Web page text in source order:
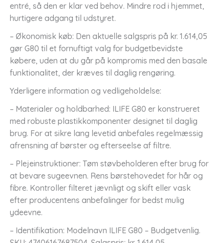
entré, så den er klar ved behov. Mindre rod i hjemmet,
hurtigere adgang til udstyret.
– Økonomisk køb: Den aktuelle salgspris på kr. 1.614,05
gør G80 til et fornuftigt valg for budgetbevidste
købere, uden at du går på kompromis med den basale
funktionalitet, der kræves til daglig rengøring.
Yderligere information og vedligeholdelse:
– Materialer og holdbarhed: ILIFE G80 er konstrueret
med robuste plastikkomponenter designet til daglig
brug. For at sikre lang levetid anbefales regelmæssig
afrensning af børster og efterseelse af filtre.
– Plejeinstruktioner: Tøm støvbeholderen efter brug for
at bevare sugeevnen. Rens børstehovedet for hår og
fibre. Kontroller filteret jævnligt og skift eller vask
efter producentens anbefalinger for bedst mulig
ydeevne.
– Identifikation: Modelnavn ILIFE G80 – Budgetvenlig.